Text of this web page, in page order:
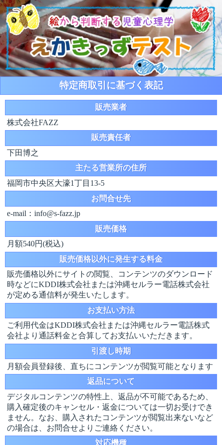
特定商取引に基づく表記
販売業者
株式会社FAZZ
販売責任者
下田博之
主たる営業所の住所
福岡市中央区大濠1丁目13-5
お問合せ先
e-mail：info@s-fazz.jp
販売価格
月額540円(税込)
販売価格以外に発生する料金
販売価格以外にサイトの閲覧、コンテンツのダウンロード
時などにKDDI株式会社または沖縄セルラー電話株式会社
が定める通信料が発生いたします。
お支払い方法
ご利用代金はKDDI株式会社または沖縄セルラー電話株式
会社より通話料金と合算してお支払いいただきます。
引渡し時期
月額会員登録後、直ちにコンテンツが閲覧可能となります
返品について
デジタルコンテンツの特性上、返品が不可能であるため、
購入確定後のキャンセル・返金については一切お受けでき
ません。なお、購入されたコンテンツが閲覧出来ないなど
の場合は、お問合せよりご連絡ください。
対応機種